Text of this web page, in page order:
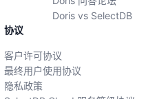
Doris vs SelectDB
协议
客户许可协议
最终用户使用协议
隐私政策